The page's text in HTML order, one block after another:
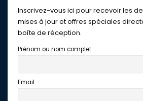
Inscrivez-vous ici pour recevoir les
mises à jour et offres spéciales
boîte de réception.
Prénom ou nom complet
Email